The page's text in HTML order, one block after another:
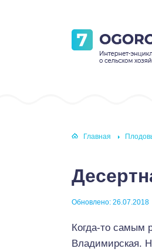
Главная
Обновлено: 26.07.2018
Когда-то самым
Владимирская.